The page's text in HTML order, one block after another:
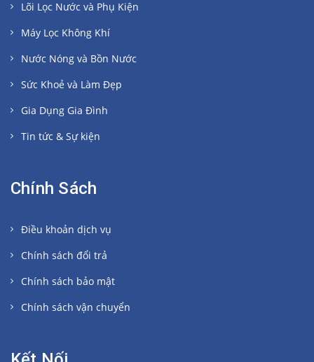
Lõi Lọc Nước và Phụ Kiện
Máy Lọc Không Khí
Nước Nóng và Bồn Nước
Sức Khoẻ và Làm Đẹp
Gia Dụng Gia Đình
Tin tức & Sự kiện
Chính Sách
Điều khoản dịch vụ
Chính sách đổi trả
Chính sách bảo mật
Chính sách vận chuyển